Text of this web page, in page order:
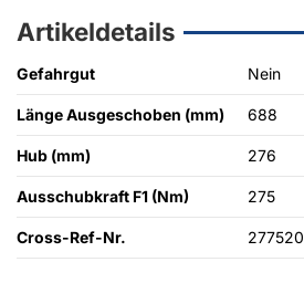
Artikeldetails
Gefahrgut Nein
Länge Ausgeschoben (mm) 688
Hub (mm) 276
Ausschubkraft F1 (Nm) 275
Cross-Ref-Nr. 277520